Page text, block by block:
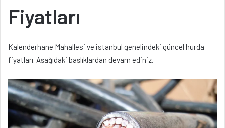
Fiyatları
Kalenderhane Mahallesi ve istanbul genelindeki güncel hurda
fiyatları. Aşağıdaki başlıklardan devam ediniz.